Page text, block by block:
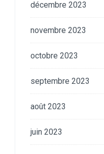
décembre 2023
novembre 2023
octobre 2023
septembre 2023
août 2023
juin 2023